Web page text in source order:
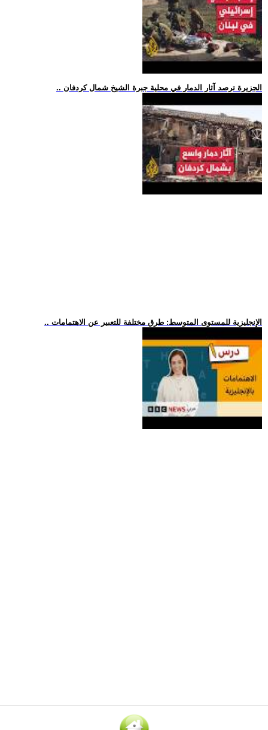
.. الجزيرة ترصد آثار الدمار في محلية جبرة الشيخ شمال كردفان
.. الإنجليزية للمستوى المتوسط: طرق مختلفة للتعبير عن الاهتمامات